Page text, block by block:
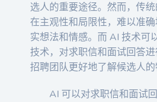
选人的重要途径。然而，传
在主观性和局限性，难以准
实想法和情感。而 AI 技术可
技术，对求职信和面试回答
招聘团队更好地了解候选人的
AI 可以对求职信和面试